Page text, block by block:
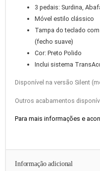
3 pedais: Surdina,
Móvel estilo clássico
Tampa do teclado
(fecho suave)
Cor: Preto Polido
Inclui sistema
Disponível na versão Silent
Outros acabamentos
Para mais informações e
Informação adicional